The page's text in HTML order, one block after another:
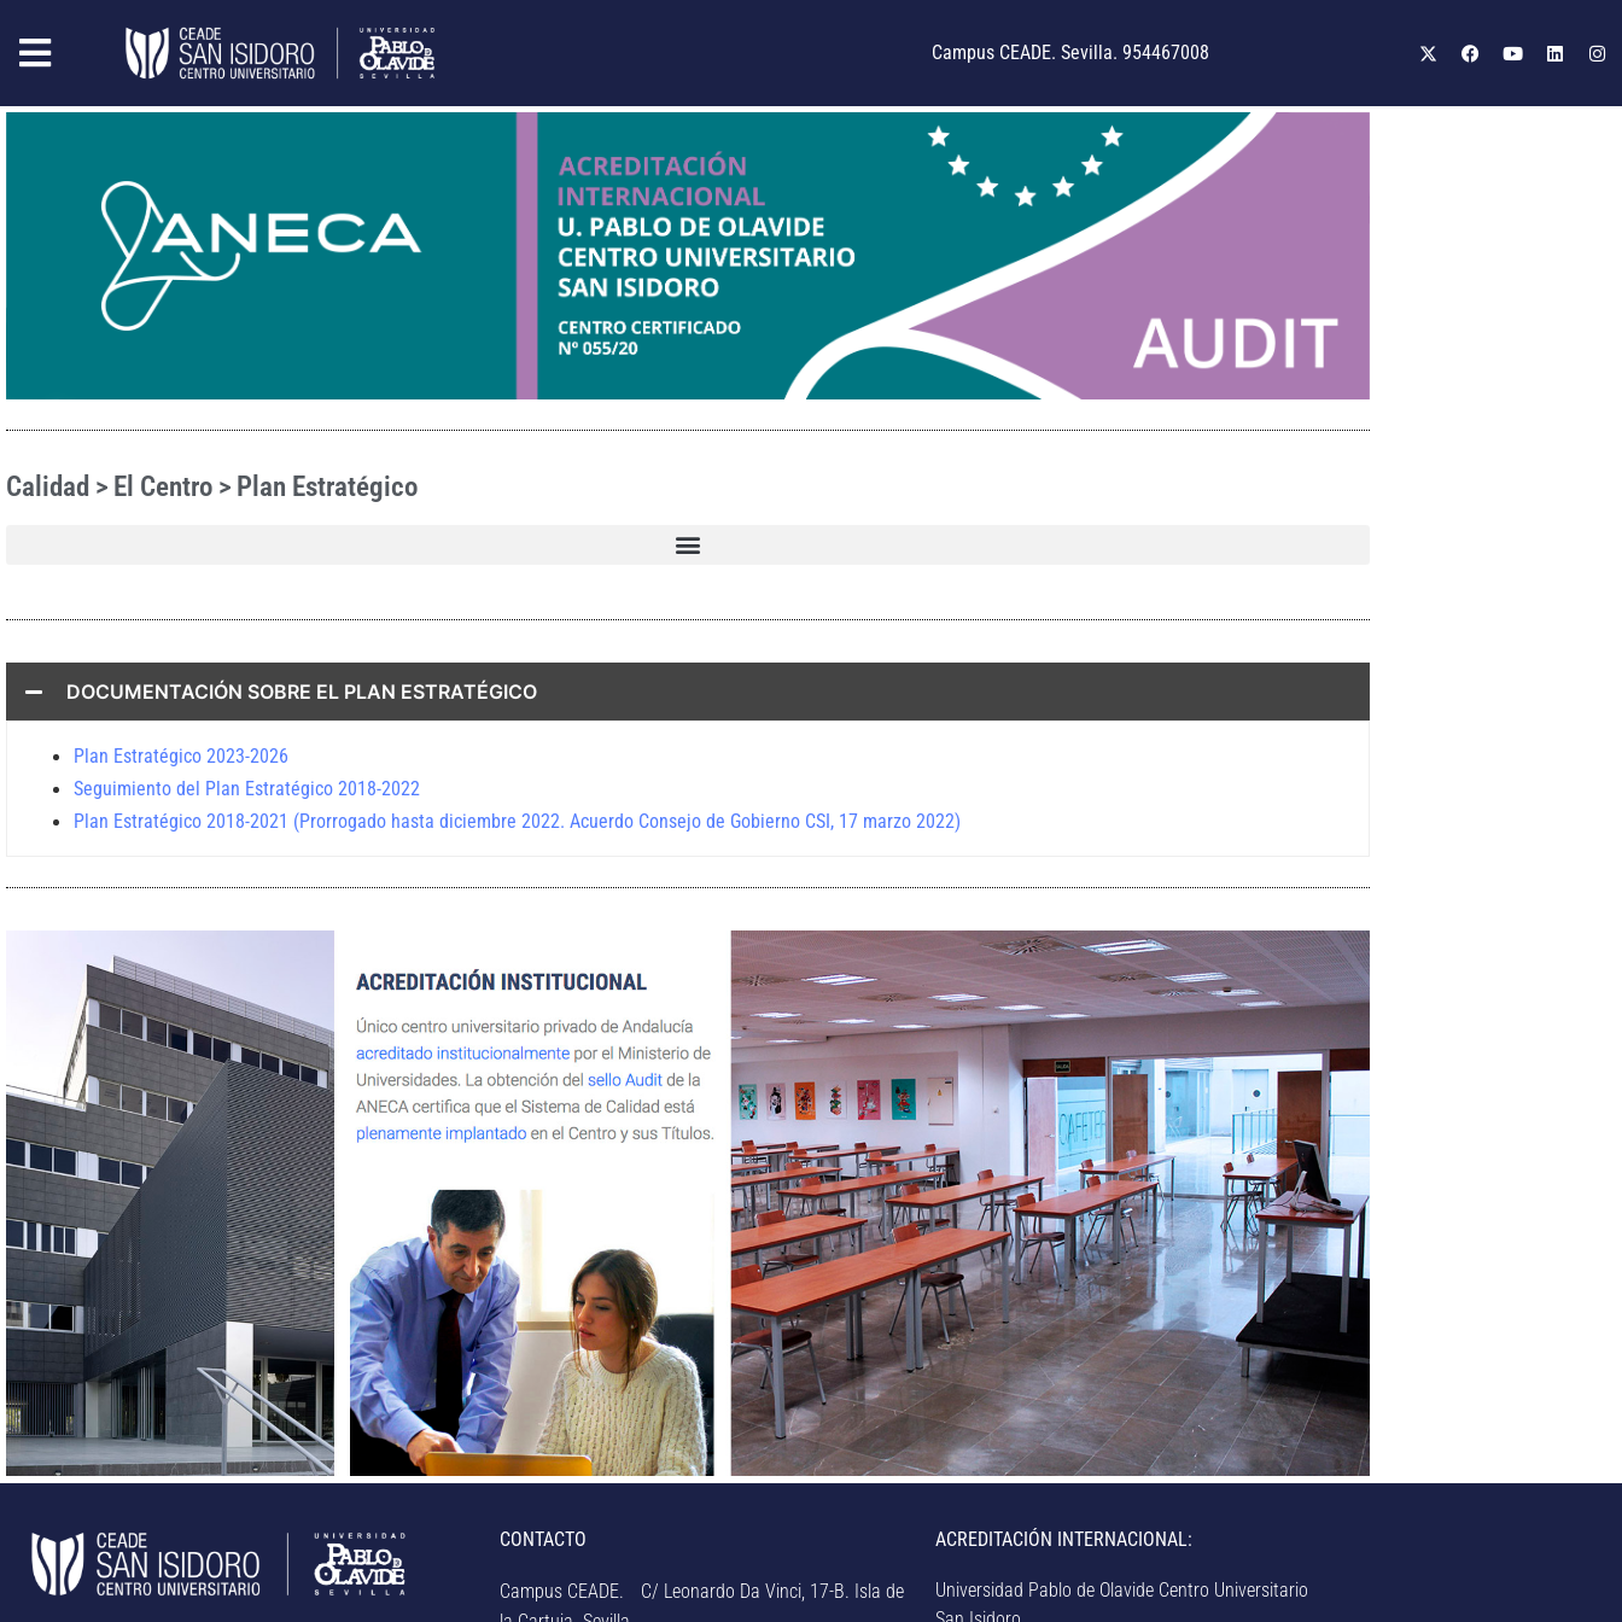
Campus CEADE. Sevilla. 954467008
Calidad > El Centro > Plan Estratégico
DOCUMENTACIÓN SOBRE EL PLAN ESTRATÉGICO
Plan Estratégico 2023-2026
Seguimiento del Plan Estratégico 2018-2022
Plan Estratégico 2018-2021 (Prorrogado hasta diciembre 2022. Acuerdo Consejo de Gobierno CSI, 17 marzo 2022)
CONTACTO
Campus CEADE. C/ Leonardo Da Vinci, 17-B. Isla de
ACREDITACIÓN INTERNACIONAL:
Universidad Pablo de Olavide Centro Universitario